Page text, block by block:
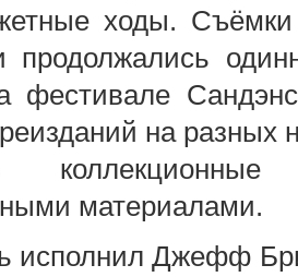
ходы. Съёмки
продолжались
фестивале
на разных
материалами.
исполнил Джефф